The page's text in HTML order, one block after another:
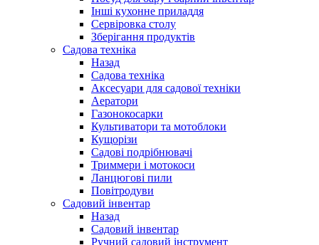
Інші кухонне приладдя
Сервіровка столу
Зберігання продуктів
Садова техніка
Назад
Садова техніка
Аксесуари для садової техніки
Аератори
Газонокосарки
Культиватори та мотоблоки
Кущорізи
Садові подрібнювачі
Триммери і мотокоси
Ланцюгові пили
Повітродуви
Садовий інвентар
Назад
Садовий інвентар
Ручний садовий інструмент